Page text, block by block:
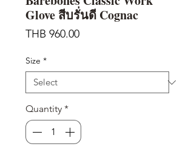
Glove สีบรั่นดี Cognac
THB 960.00Price
Size *
Quantity *